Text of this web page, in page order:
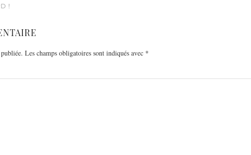
!
Les champs obligatoires sont indiqués avec *